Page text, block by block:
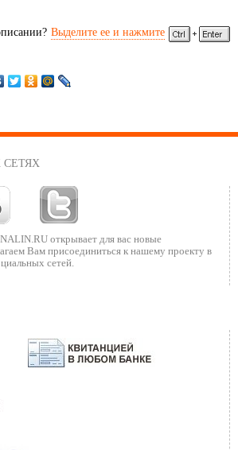
Выделите ее и нажмите
открывает для вас новые
Вам присоединиться к нашему проекту в
сетей.